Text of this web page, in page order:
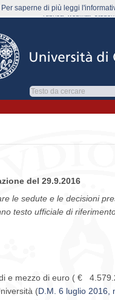
rubrica webmail
del 29.9.2016
le sedute e le decisioni
testo ufficiale di
e mezzo di euro ( €
(D.M. 6 luglio 2016,
Per saperne di più leggi